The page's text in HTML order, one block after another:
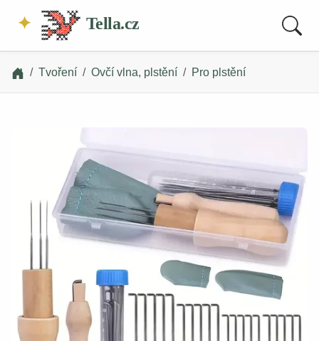
Tella.cz
Tvoření Ovčí vlna, plstění Pro plstění